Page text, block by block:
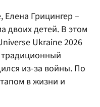
Елена Грицингер –
двоих детей. В этом
Ukraine 2026
традиционный
из-за войны. По
в жизни и